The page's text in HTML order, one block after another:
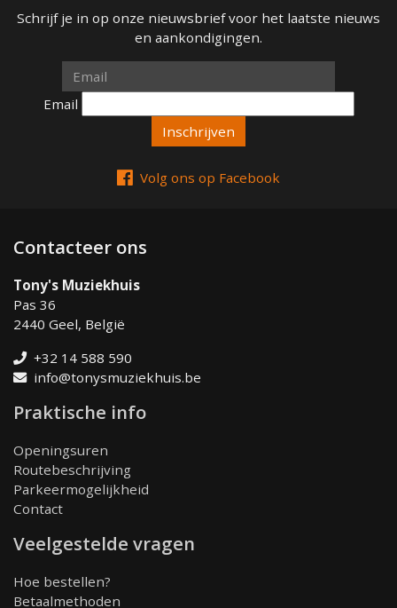
Schrijf je in op onze nieuwsbrief voor het laatste nieuws
en aankondigingen.
Email
Email
Volg ons op Facebook
Contacteer ons
Tony's Muziekhuis
Pas 36
2440 Geel, België
+32 14 588 590
info@tonysmuziekhuis.be
Praktische info
Openingsuren
Routebeschrijving
Parkeermogelijkheid
Contact
Veelgestelde vragen
Hoe bestellen?
Betaalmethoden